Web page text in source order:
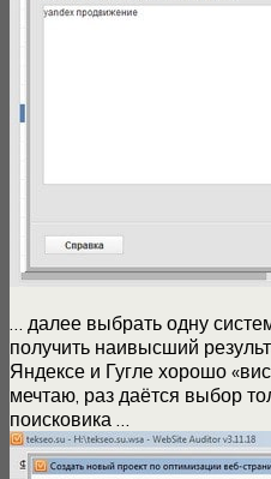
… далее выбрать одну
получить наивысший
Яндексе и Гугле хорошо
мечтаю, раз даётся выбор
поисковика …